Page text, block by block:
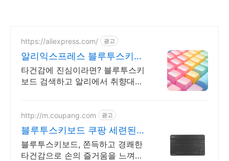
https://aliexpress.com/ 광고
알리익스프레스 블루투스키보
드 데스크 셋업, 알리에서 시작
타건감에 진심이라면? 블루투스키
보드 검색하고 알리에서 취향대로
http://m.coupang.com 광고
블루투스키보드 쿠팡 세련된
디자인 편의성까지
블루투스키보드, 쫀득하고 경쾌한
타건감으로 손의 즐거움을 느껴보